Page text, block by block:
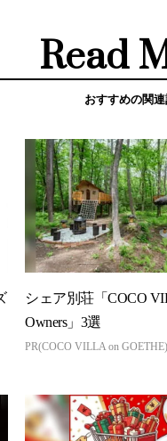
Read
おすすめの関
シェア別荘「COCO
Owners」3選
PR(COCO VILLA on GOETHE)